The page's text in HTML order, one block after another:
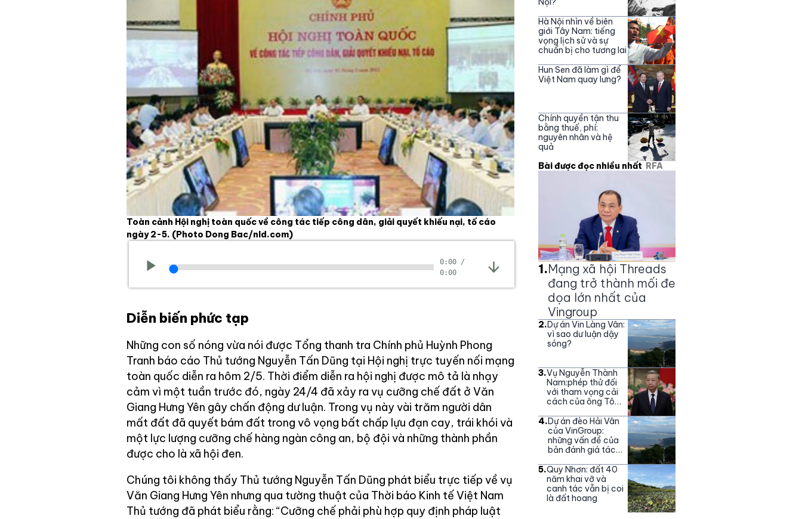
Toàn cảnh Hội nghị toàn quốc về công tác tiếp công dân, giải quyết khiếu nại, tố cáo
ngày 2-5. (Photo Dong Bac/nld.com)
0:00 /
0:00
Diễn biến phức tạp
Những con số nóng vừa nói được Tổng thanh tra Chính phủ Huỳnh Phong
Tranh báo cáo Thủ tướng Nguyễn Tấn Dũng tại Hội nghị trực tuyến nối mạng
toàn quốc diễn ra hôm 2/5. Thời điểm diễn ra hội nghị được mô tả là nhạy
cảm vì một tuần trước đó, ngày 24/4 đã xảy ra vụ cưỡng chế đất ở Văn
Giang Hưng Yên gây chấn động dư luận. Trong vụ này vài trăm người dân
mất đất đã quyết bám đất trong vô vọng bất chấp lựu đạn cay, trái khói và
một lực lượng cưỡng chế hàng ngàn công an, bộ đội và những thành phần
được cho là xã hội đen.
Chúng tôi không thấy Thủ tướng Nguyễn Tấn Dũng phát biểu trực tiếp về vụ
Văn Giang Hưng Yên nhưng qua tường thuật của Thời báo Kinh tế Việt Nam
Thủ tướng đã phát biểu rằng: “Cưỡng chế phải phù hợp quy định pháp luật
Hà Nội nhìn về biên
giới Tây Nam: tiếng
vọng lịch sử và sự
chuẩn bị cho tương lai
Hun Sen đã làm gì để
Việt Nam quay lưng?
Chính quyền tận thu
bằng thuế, phí:
nguyên nhân và hệ
quả
Bài được đọc nhiều nhất RFA
1.Mạng xã hội Threads
đang trở thành mối đe
dọa lớn nhất của
Vingroup
2.Dự án Vin Làng Vân:
vì sao dư luận dậy
sóng?
3.Vụ Nguyễn Thành
Nam:phép thử đối
với tham vọng cải
cách của ông Tô
4.Dự án đèo Hải Vân
của VinGroup:
những vấn đề của
bản đánh giá tác
5.Quy Nhơn: đất 40
năm khai vỡ và
canh tác vẫn bị coi
là đất hoang